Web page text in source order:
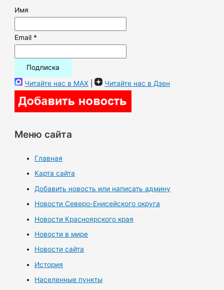
Имя
Email *
Читайте нас в MAX | Читайте нас в Дзен
Меню сайта
Главная
Карта сайта
Добавить новость или написать админу
Новости Северо-Енисейского округа
Новости Красноярского края
Новости в мире
Новости сайта
История
Населенные пункты